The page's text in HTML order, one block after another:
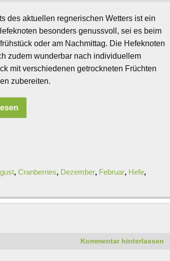
des aktuellen regnerischen Wetters ist ein
besonders genussvoll, sei es beim
oder am Nachmittag. Die Hefeknoten
zudem wunderbar nach individuellem
mit verschiedenen getrockneten Früchten
zubereiten.
, Cranberries, Dezember, Februar, Hefe,
Kommentar hinterlassen